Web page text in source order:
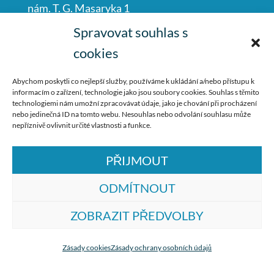
Spravovat souhlas s
cookies
Abychom poskytli co nejlepší služby, používáme k ukládání a/nebo přístupu k
informacím o zařízení, technologie jako jsou soubory cookies. Souhlas s těmito
technologiemi nám umožní zpracovávat údaje, jako je chování při procházení
nebo jedinečná ID na tomto webu. Nesouhlas nebo odvolání souhlasu může
nepříznivě ovlivnit určité vlastnosti a funkce.
PŘIJMOUT
ODMÍTNOUT
ZOBRAZIT PŘEDVOLBY
Zásady cookiesZásady ochrany osobních údajů
nám. T. G. Masaryka 1
Česká Lípa
487 881 111
podatelna@mucl.cz
společnostTrollComputers s.r.o.